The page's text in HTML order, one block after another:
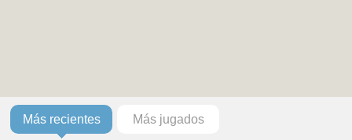
Más recientes Más jugados